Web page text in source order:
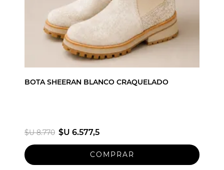
BOTA SHEERAN BLANCO CRAQUELADO
$U 8.770 $U 6.577,5